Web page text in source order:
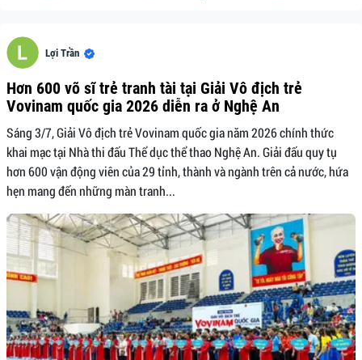
Lợi Trần
Hơn 600 võ sĩ trẻ tranh tài tại Giải Vô địch trẻ
Vovinam quốc gia 2026 diễn ra ở Nghệ An
Sáng 3/7, Giải Vô địch trẻ Vovinam quốc gia năm 2026 chính thức
khai mạc tại Nhà thi đấu Thể dục thể thao Nghệ An. Giải đấu quy tụ
hơn 600 vận động viên của 29 tỉnh, thành và ngành trên cả nước, hứa
hẹn mang đến những màn tranh...